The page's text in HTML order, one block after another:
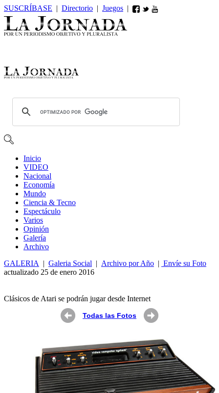
SUSCRÍBASE | Directorio | Juegos |
Inicio
VIDEO
Nacional
Economía
Mundo
Ciencia & Tecno
Espectáculo
Varios
Opinión
Galería
Archivo
GALERIA
| Galeria Social | Archivo por Año | Envíe su Foto
actualizado 25 de enero 2016
Clásicos de Atari se podrán jugar desde Internet
Todas las Fotos